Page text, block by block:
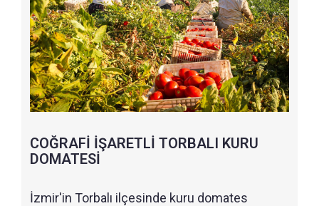
COĞRAFİ İŞARETLİ TORBALI KURU
DOMATESİ
İzmir'in Torbalı ilçesinde kuru domates